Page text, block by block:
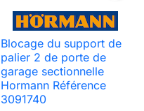
Blocage du support de
palier 2 de porte de
garage sectionnelle
Hormann Référence
3091740